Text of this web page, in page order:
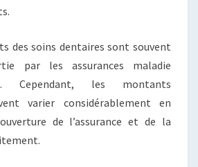
des soins dentaires sont souvent
par les assurances maladie
Cependant, les montants
varier considérablement en
de l’assurance et de la